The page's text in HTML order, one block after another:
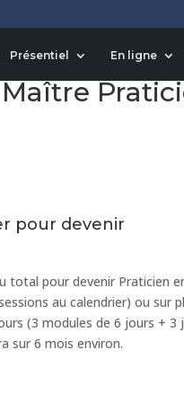
Présentiel En ligne
faut-il
pour devenir
total pour devenir Praticien
au calendrier) ou sur
(3 modules de 6 jours + 3
sur 6 mois environ.